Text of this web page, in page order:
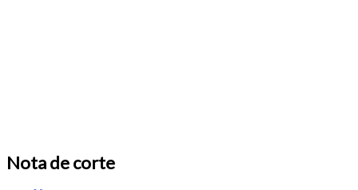
Nota de corte